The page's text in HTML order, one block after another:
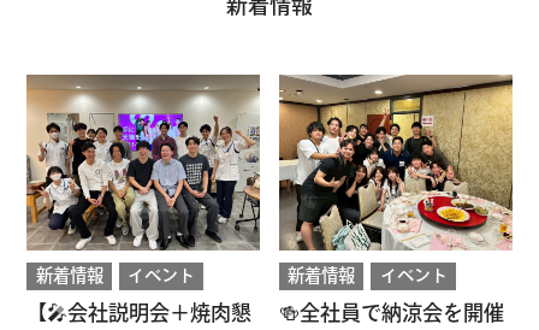
新着情報
新着情報 イベント
【🎤会社説明会＋焼肉懇
新着情報 イベント
🍻全社員で納涼会を開催